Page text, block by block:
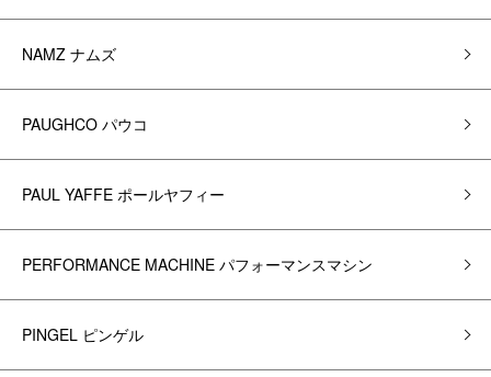
NAMZ ナムズ
PAUGHCO パウコ
PAUL YAFFE ポールヤフィー
PERFORMANCE MACHINE パフォーマンスマシン
PINGEL ピンゲル